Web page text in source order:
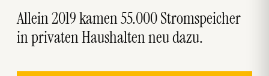
Allein 2019 kamen 55.000 Stromspeicher
in privaten Haushalten neu dazu.